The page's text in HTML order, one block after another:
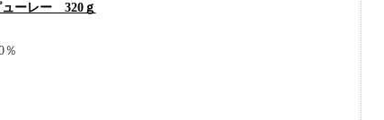
ューレー 320ｇ
％